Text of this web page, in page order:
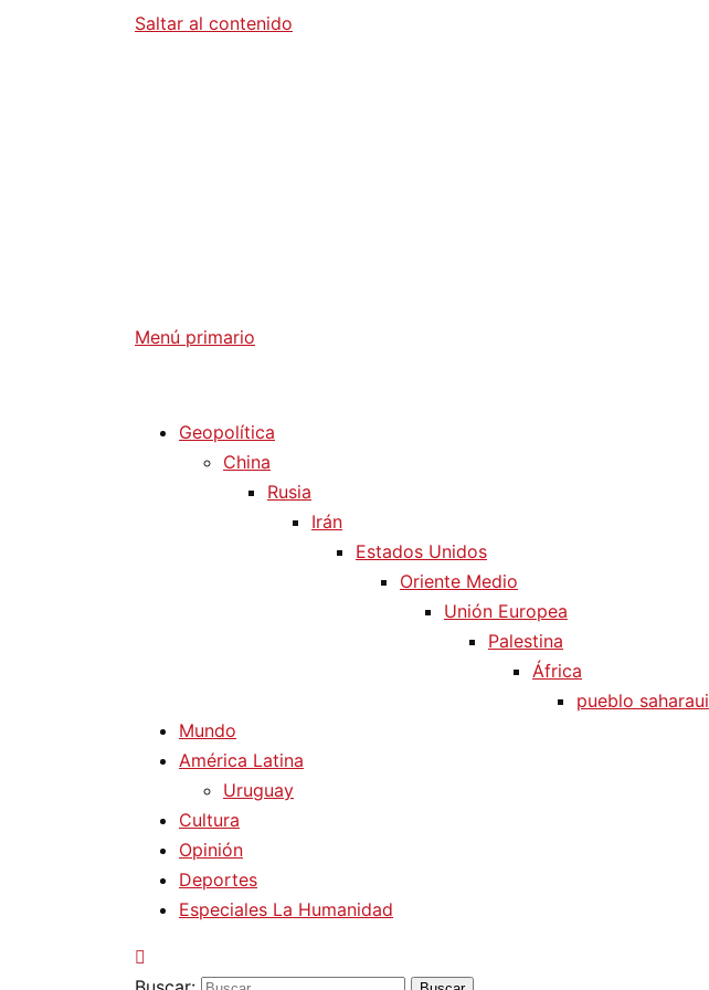
Saltar al contenido
Menú primario
Geopolítica
China
Rusia
Irán
Estados Unidos
Oriente Medio
Unión Europea
Palestina
África
pueblo saharaui
Mundo
América Latina
Uruguay
Cultura
Opinión
Deportes
Especiales La Humanidad